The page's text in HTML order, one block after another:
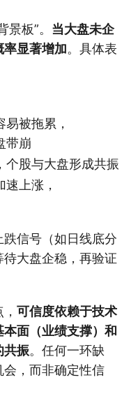
板”。 当大盘未企
显著增加。具体表
被拖累，
带崩
个股与大盘形成共振
上涨，
信号（如日线底分
大盘企稳，再验证
可信度依赖于技术
面（业绩支撑）和
共振。任何一环缺
，而非确定性信